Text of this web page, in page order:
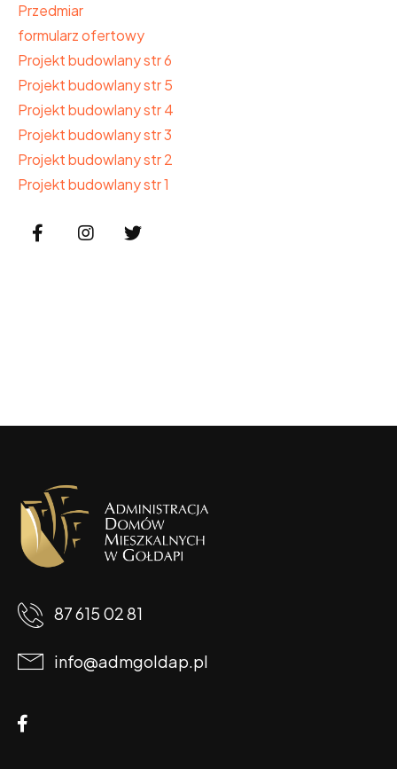
Przedmiar
formularz ofertowy
Projekt budowlany str 6
Projekt budowlany str 5
Projekt budowlany str 4
Projekt budowlany str 3
Projekt budowlany str 2
Projekt budowlany str 1
87 615 02 81
info@admgoldap.pl